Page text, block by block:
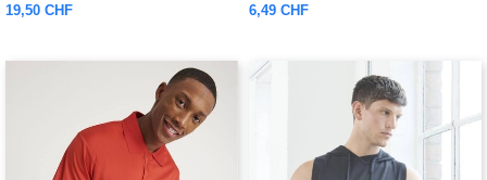
19,50 CHF
6,49 CHF